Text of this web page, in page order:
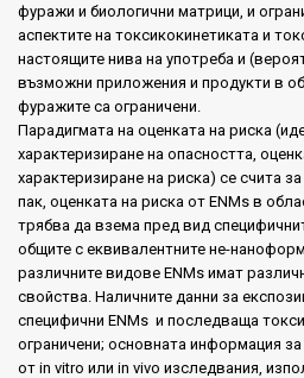
фуражи и биологични матрици, и
аспектите на токсикокинетиката и
настоящите нива на употреба и
възможни приложения и продукти в
фуражите са ограничени.
Парадигмата на оценката на риска
характеризиране на опасността,
характеризиране на риска) се счита
пак, оценката на риска от ENMs в
трябва да взема пред вид
общите с еквивалентните не-
различните видове ENMs имат
свойства. Наличните данни за
специфични ENMs и последваща
ограничени; основната информация
от in vitro или in vivo изследвания,